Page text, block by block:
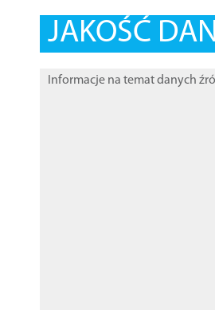
JAKOŚĆ
Informacje na temat danych